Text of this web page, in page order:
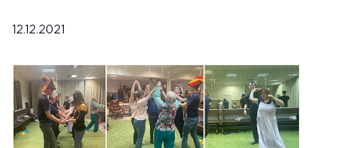
12.12.2021